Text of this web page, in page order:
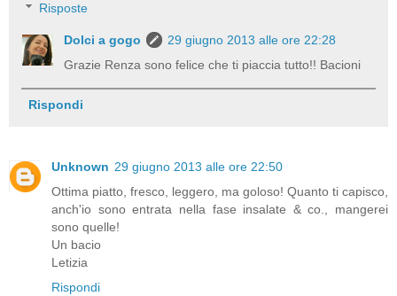
Risposte
Dolci a gogo
29 giugno 2013 alle ore 22:28
Grazie Renza sono felice che ti piaccia tutto!! Bacioni
Rispondi
Unknown 29 giugno 2013 alle ore 22:50
Ottima piatto, fresco, leggero, ma goloso! Quanto ti capisco,
anch'io sono entrata nella fase insalate & co., mangerei
sono quelle!
Un bacio
Letizia
Rispondi